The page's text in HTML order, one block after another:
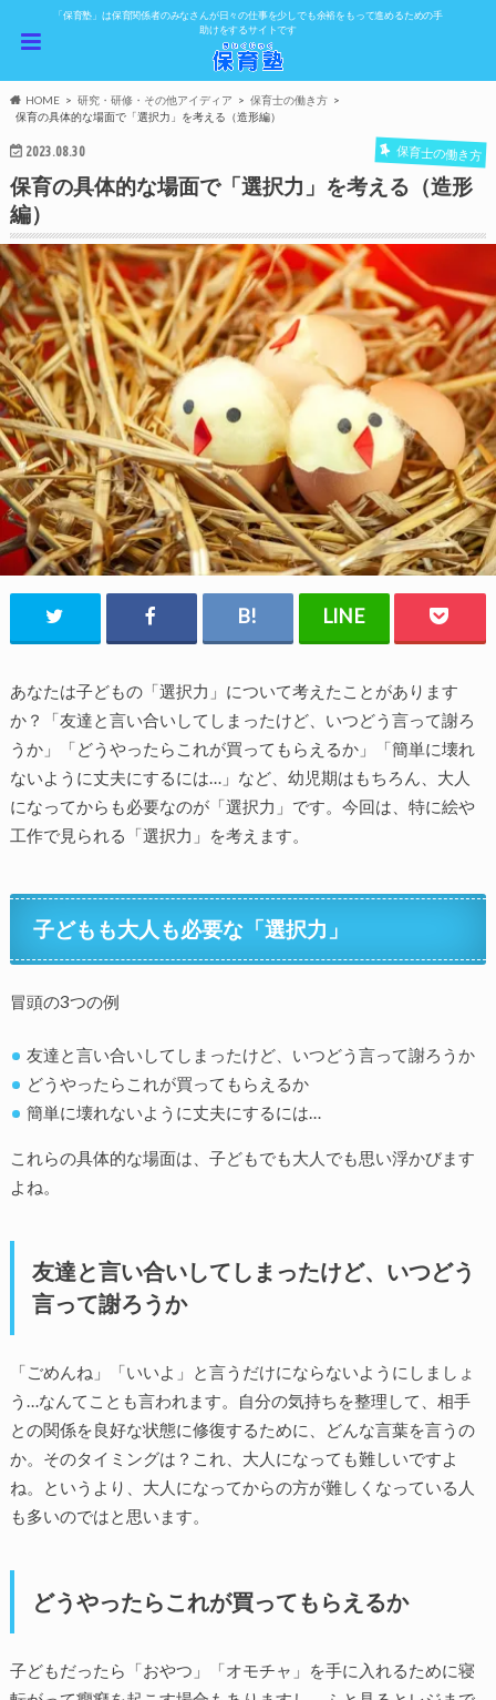
「保育塾」は保育関係者のみなさんが日々の仕事を少しでも余裕をもって進めるための手
助けをするサイトです
HOME 研究・研修・その他アイディア
保育士の働き方
保育の具体的な場面で「選択力」を考える（造形編）
2023.08.30 保育士の働き方
保育の具体的な場面で「選択力」を考える（造形
編）
あなたは子どもの「選択力」について考えたことがあります
か？「友達と言い合いしてしまったけど、いつどう言って謝ろ
うか」「どうやったらこれが買ってもらえるか」「簡単に壊れ
ないように丈夫にするには…」など、幼児期はもちろん、大人
になってからも必要なのが「選択力」です。今回は、特に絵や
工作で見られる「選択力」を考えます。
子どもも大人も必要な「選択力」
冒頭の3つの例
友達と言い合いしてしまったけど、いつどう言って謝ろうか
どうやったらこれが買ってもらえるか
簡単に壊れないように丈夫にするには…
これらの具体的な場面は、子どもでも大人でも思い浮かびます
よね。
友達と言い合いしてしまったけど、いつどう
言って謝ろうか
「ごめんね」「いいよ」と言うだけにならないようにしましょ
う…なんてことも言われます。自分の気持ちを整理して、相手
との関係を良好な状態に修復するために、どんな言葉を言うの
か。そのタイミングは？これ、大人になっても難しいですよ
ね。というより、大人になってからの方が難しくなっている人
も多いのではと思います。
どうやったらこれが買ってもらえるか
子どもだったら「おやつ」「オモチャ」を手に入れるために寝